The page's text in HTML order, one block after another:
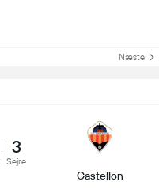
Næste
3
Sejre
Castellon